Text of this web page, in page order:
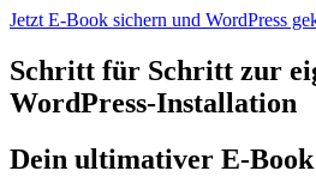
Jetzt E-Book sichern und WordPress
Schritt für Schritt zur
WordPress-Installation
Dein ultimativer E-